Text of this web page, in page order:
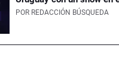
POR REDACCIÓN BÚSQUEDA